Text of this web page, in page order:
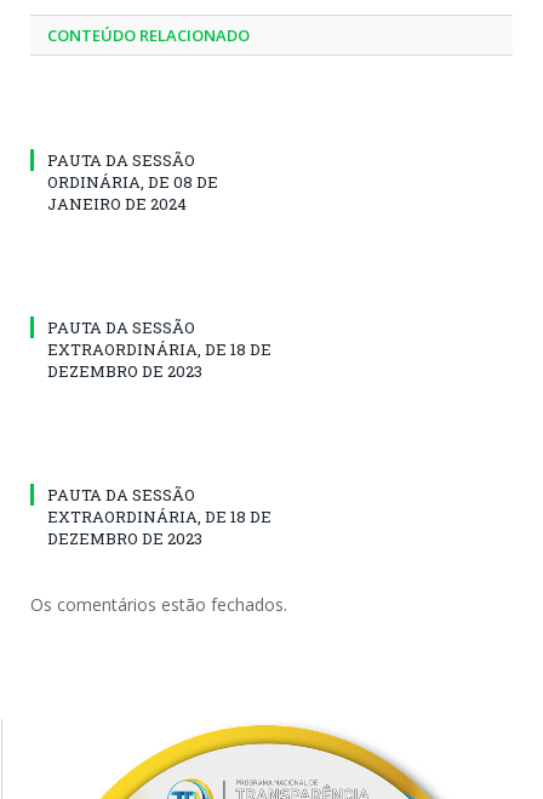
CONTEÚDO RELACIONADO
PAUTA DA SESSÃO
ORDINÁRIA, DE 08 DE
JANEIRO DE 2024
PAUTA DA SESSÃO
EXTRAORDINÁRIA, DE 18 DE
DEZEMBRO DE 2023
PAUTA DA SESSÃO
EXTRAORDINÁRIA, DE 18 DE
DEZEMBRO DE 2023
Os comentários estão fechados.